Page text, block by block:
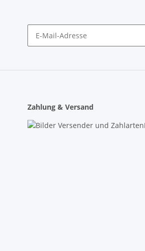
Zahlung & Versand